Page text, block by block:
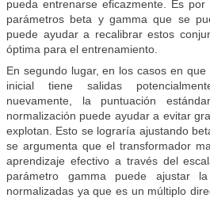
pueda entrenarse eficazmente. Es
parámetros beta y gamma que se
puede ayudar a recalibrar estos
óptima para el entrenamiento.
En segundo lugar, en los casos en
inicial tiene salidas
nuevamente, la puntuación
normalización puede ayudar a evitar
explotan. Esto se lograría ajustando
se argumenta que el transformador
aprendizaje efectivo a través del
parámetro gamma puede ajustar
normalizadas ya que es un múltiplo